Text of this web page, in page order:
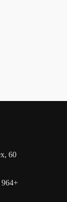
60
+964 750 492 4649 info@sepindar.com